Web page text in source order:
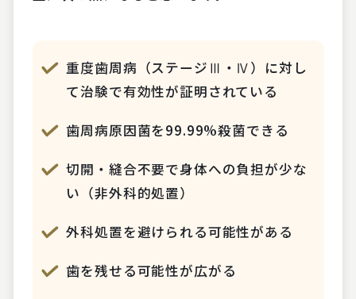
重度歯周病（ステージⅢ・Ⅳ）に対し
て治験で有効性が証明されている
歯周病原因菌を99.99%殺菌できる
切開・縫合不要で身体への負担が少な
い（非外科的処置）
外科処置を避けられる可能性がある
歯を残せる可能性が広がる